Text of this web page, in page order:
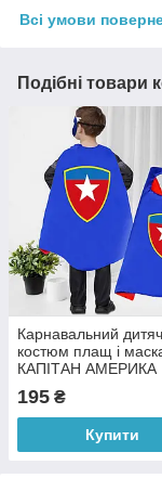
Всі умови
Подібні товари
Карнавальний
костюм плащ і
КАПІТАН АМЕРИКА
195 ₴
Купити